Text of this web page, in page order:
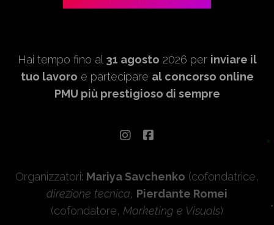
Hai tempo fino al 31 agosto 2026 per inviare il
tuo lavoro e partecipare al concorso online
PMU più prestigioso di sempre
Organizzatori: Mariya Savchenko (cofondatrice,
direzione tecnica, Pierdante Romei
(cofondatore, Marketing e Visuals)